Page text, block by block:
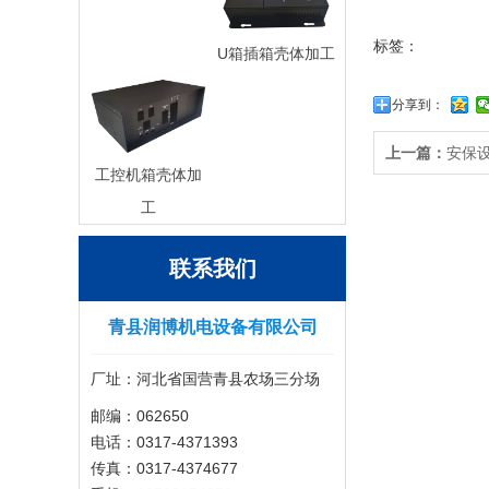
U箱插箱壳体加工
工控机箱壳体加
工
联系我们
青县润博机电设备有限公司
厂址：河北省国营青县农场三分场
邮编：062650
电话：0317-4371393
传真：0317-4374677
标签：
分享到：
上一篇： 安保